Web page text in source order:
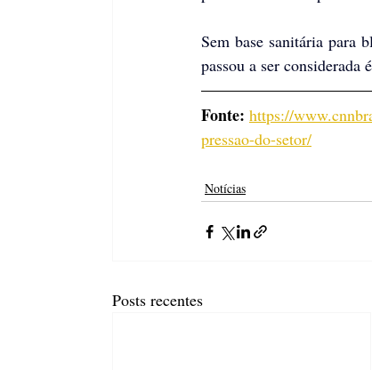
Sem base sanitária para
passou a ser
Fonte: https://
pressao-do-setor/
Notícias
Posts recentes